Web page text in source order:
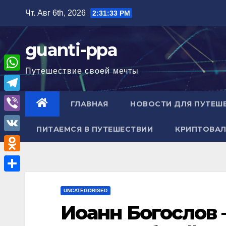
содержимому
Чт. Авг 6th, 2026 2:31:33 PM
guanti-ppa
Путешествие своей мечты
ГЛАВНАЯ НОВОСТИ ДЛЯ
ПИТАЕМСЯ В ПУТЕШЕСТВИИ
UNCATEGORISED
Иоанн
W
h
a
A
T
e
l
e
g
V
i
b
e
V
K
O